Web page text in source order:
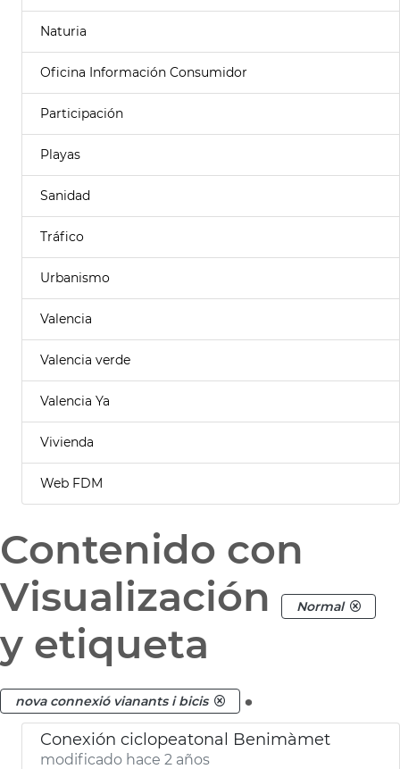
Naturia
Oficina Información Consumidor
Participación
Playas
Sanidad
Tráfico
Urbanismo
Valencia
Valencia verde
Valencia Ya
Vivienda
Web FDM
Contenido con
Visualización
Normal
y etiqueta
nova connexió vianants i bicis .
Conexión ciclopeatonal Benimàmet
modificado hace 2 años